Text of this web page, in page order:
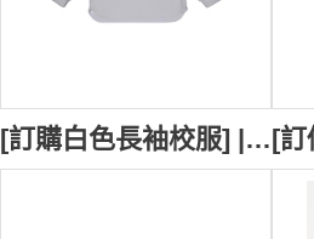
[訂購白色長袖校服] | 教師工作服 | 袖子鈕扣款式設計 | 繡花LOGO校徽 | Unity Grammar SU413